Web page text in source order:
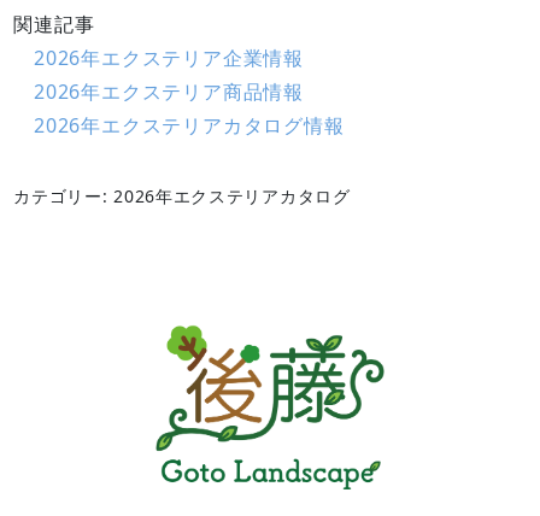
関連記事
2026年エクステリア企業情報
2026年エクステリア商品情報
2026年エクステリアカタログ情報
カテゴリー: 2026年エクステリアカタログ